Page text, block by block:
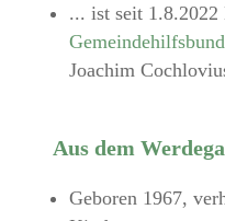
... ist seit 1.8.2022
Joachim
Aus dem
Geboren 1967,